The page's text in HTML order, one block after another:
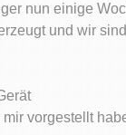
nun einige
und wir
vorgestellt